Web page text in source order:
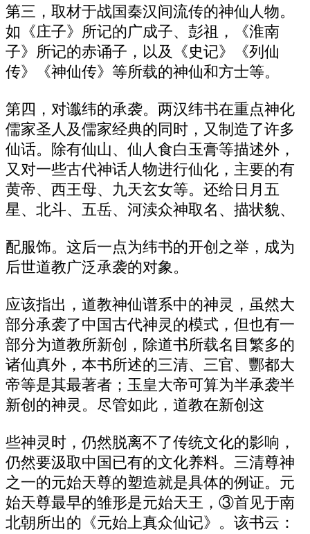
第三，取材于战国秦汉间流传的神仙人物。
如《庄子》所记的广成子、彭祖，《淮南
子》所记的赤诵子，以及《史记》《列仙
传》《神仙传》等所载的神仙和方士等。
第四，对谶纬的承袭。两汉纬书在重点神化
儒家圣人及儒家经典的同时，又制造了许多
仙话。除有仙山、仙人食白玉膏等描述外，
又对一些古代神话人物进行仙化，主要的有
黄帝、西王母、九天玄女等。还给日月五
星、北斗、五岳、河渎众神取名、描状貌、
配服饰。这后一点为纬书的开创之举，成为
后世道教广泛承袭的对象。
应该指出，道教神仙谱系中的神灵，虽然大
部分承袭了中国古代神灵的模式，但也有一
部分为道教所新创，除道书所载名目繁多的
诸仙真外，本书所述的三清、三官、酆都大
帝等是其最著者；玉皇大帝可算为半承袭半
新创的神灵。尽管如此，道教在新创这
些神灵时，仍然脱离不了传统文化的影响，
仍然要汲取中国已有的文化养料。三清尊神
之一的元始天尊的塑造就是具体的例证。元
始天尊最早的雏形是元始天王，③首见于南
北朝所出的《元始上真众仙记》。该书云：